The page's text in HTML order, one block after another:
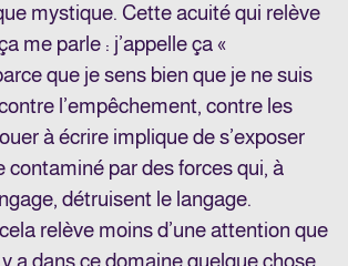
mystique. Cette acuité qui relève
me parle : j’appelle ça «
que je sens bien que je ne suis
l’empêchement, contre les
à écrire implique de s’exposer
contaminé par des forces qui, à
détruisent le langage.
relève moins d’une attention que